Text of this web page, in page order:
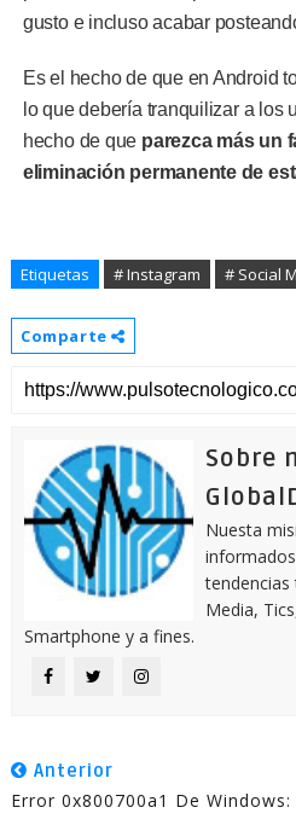
gusto e incluso acabar
Es el hecho de que en Android
lo que debería tranquilizar a los
hecho de que parezca más un
eliminación permanente de
Etiquetas # Instagram # Social
Comparte
Sobre
Nuesta
tendencias
Media,
Smartphone y a fines.
Anterior
Error 0x800700a1 De